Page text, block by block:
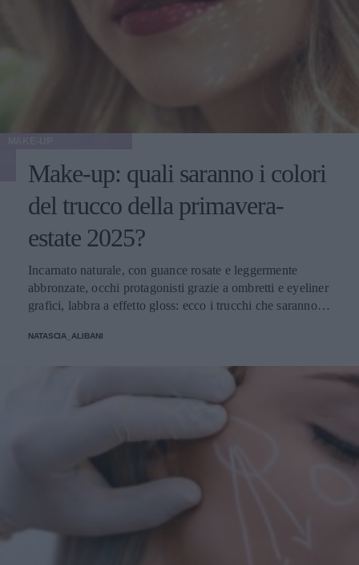
Make-up: quali saranno i colori
del trucco della primavera-
estate 2025?
Incarnato naturale, con guance rosate e leggermente
abbronzate, occhi protagonisti grazie a ombretti e eyeliner
grafici, labbra a effetto gloss: ecco i trucchi che saranno
NATASCIA_ALIBANI